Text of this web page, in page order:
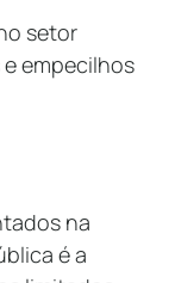
setor
empecilhos
na
é a